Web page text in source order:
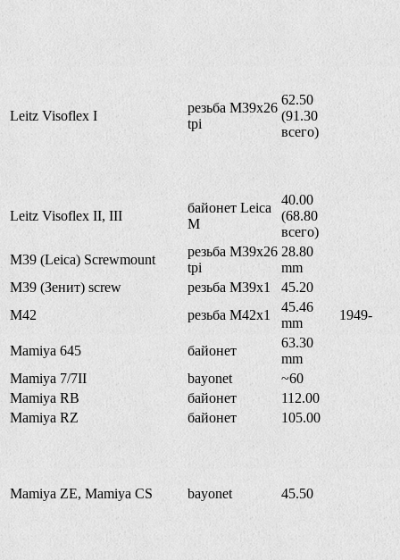
Leitz Visoflex I
резьба M39x26
tpi
62.50
(91.30
всего)
Leitz Visoflex II, III
байонет Leica
M
40.00
(68.80
всего)
M39 (Leica) Screwmount
резьба M39x26
tpi
28.80
mm
M39 (Зенит) screw
резьба M39x1
45.20
M42
резьба M42x1
45.46
mm
1949-
Mamiya 645 байонет
63.30
mm
Mamiya 7/7II
bayonet
~60
Mamiya RB
байонет
112.00
Mamiya RZ
байонет 105.00
Mamiya ZE, Mamiya CS bayonet 45.50